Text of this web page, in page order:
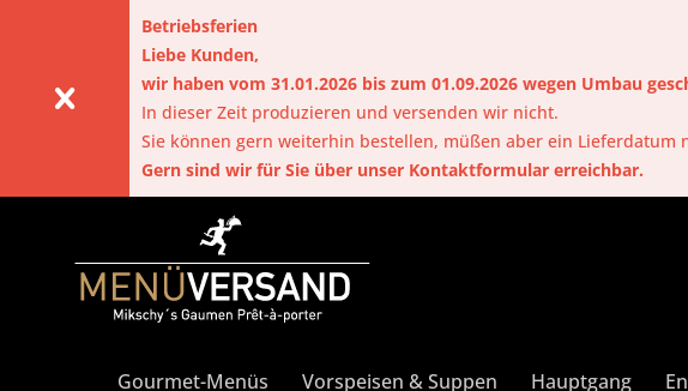
Betriebsferien
Liebe Kunden,
wir haben vom 31.01.2026 bis zum 01.09.2026 wegen Umbau
In dieser Zeit produzieren und versenden wir nicht.
Sie können gern weiterhin bestellen, müßen aber ein Lieferdatum
Gern sind wir für Sie über unser Kontaktformular erreichbar.
Gourmet-Menüs Vorspeisen & Suppen Hauptgang